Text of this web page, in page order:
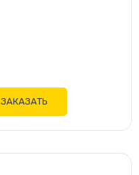
ЗАКАЗАТЬ